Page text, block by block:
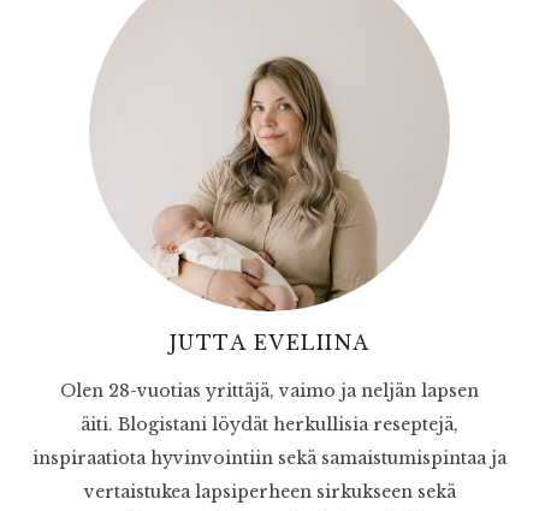
JUTTA EVELIINA
Olen 28-vuotias yrittäjä, vaimo ja neljän lapsen
äiti. Blogistani löydät herkullisia reseptejä,
inspiraatiota hyvinvointiin sekä samaistumispintaa ja
vertaistukea lapsiperheen sirkukseen sekä